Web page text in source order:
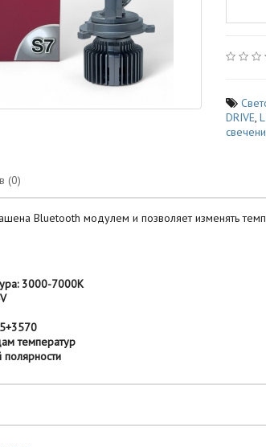
DRIVE,
(0)
Bluetooth модулем и позволяет изменять
3000-7000К
температур
полярности